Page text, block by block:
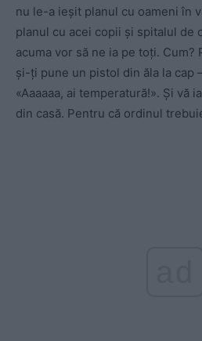
nu le-a ieșit planul cu oameni în
planul cu acei copii și spitalul de
acuma vor să ne ia pe toți. Cum?
și-ți pune un pistol din ăla la cap
«Aaaaaa, ai temperatură!». Și vă
din casă. Pentru că ordinul